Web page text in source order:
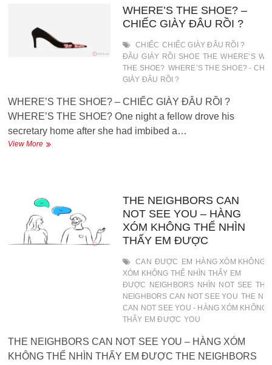
WHERE’S THE SHOE? –
CHIẾC GIÀY ĐÂU RỒI ?
CHIẾC CHIẾC GIÀY ĐÂU RỒI ?
ĐÂU GIÀY RỒI SHOE THE WHERE’S
THE SHOE? WHERE’S THE SHOE? -
GIÀY ĐÂU RỒI ?
WHERE’S THE SHOE? – CHIẾC GIÀY ĐÂU RỒI ?
WHERE’S THE SHOE? One night a fellow drove his
secretary home after she had imbibed a…
View MoreWHERE’S
GIÀY
ĐÂU
RỒI
?
THE NEIGHBORS CAN
NOT SEE YOU – HÀNG
XÓM KHÔNG THỂ NHÌN
THẤY EM ĐƯỢC
CAN ĐƯỢC EM
HÀNG XÓM KHÔNG
XÓM KHÔNG THỂ NHÌN THẤY EM
ĐƯỢC
NEIGHBORS NHÌN NOT SEE
NEIGHBORS CAN NOT SEE YOU THE
CAN NOT SEE YOU - HÀNG XÓM KHÔNG
THẤY EM ĐƯỢC YOU
THE NEIGHBORS CAN NOT SEE YOU – HÀNG XÓM
KHÔNG THỂ NHÌN THẤY EM ĐƯỢC THE NEIGHBORS